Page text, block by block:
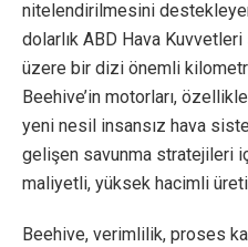
nitelendirilmesini
dolarlık ABD Hava
üzere bir dizi önemli
Beehive’in motorları,
yeni nesil insansız hava
gelişen savunma stratejileri
maliyetli, yüksek hacimli
Beehive, verimlilik, proses